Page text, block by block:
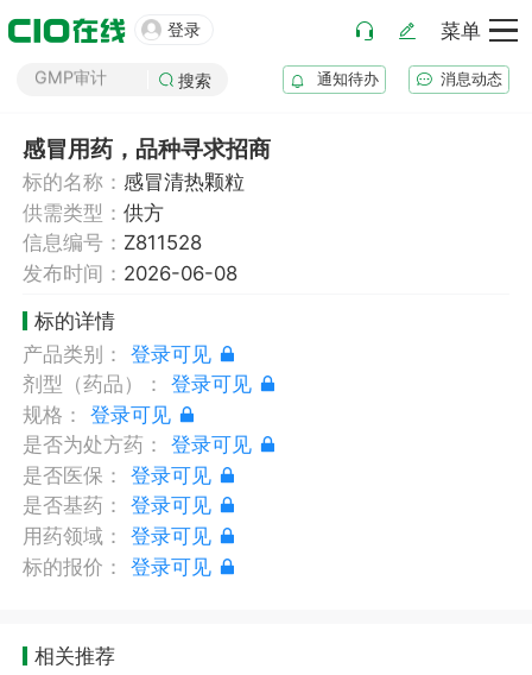
 登录 菜单
药厂筹建
GMP审计
药品生产B证
化妆品注册
医疗器械注册
药品注册
药品上市后变更
搜索 通知待办 消息动态
感冒用药，品种寻求招商
标的名称： 感冒清热颗粒
供需类型：供方
信息编号： Z811528
发布时间： 2026-06-08
标的详情
产品类别： 登录可见
剂型（药品）： 登录可见
规格： 登录可见
是否为处方药： 登录可见
是否医保： 登录可见
是否基药： 登录可见
用药领域： 登录可见
标的报价： 登录可见
相关推荐